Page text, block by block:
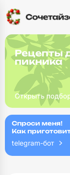
Рецепты
пикника
Спроси меня!
Как
telegram-бот